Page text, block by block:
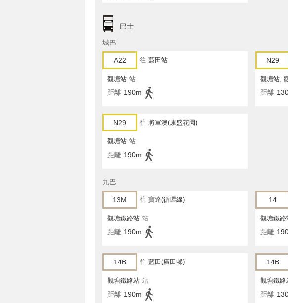
巴士
城巴
A22 往 藍田站
觀塘站 站
距離 190m
N29
觀塘站,
距離
N29 往 將軍澳(康盛花園)
觀塘站 站
距離 190m
九巴
13M 往 寶達(循環線)
觀塘鐵路站 站
距離 190m
14
觀塘鐵路
距離
14B 往 藍田(廣田邨)
觀塘鐵路站 站
距離 190m
14B
觀塘鐵路
距離